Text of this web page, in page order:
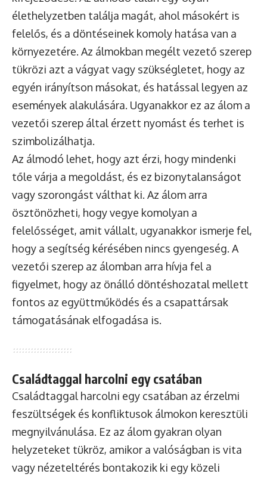
élethelyzetben találja magát, ahol másokért is
felelős, és a döntéseinek komoly hatása van a
környezetére. Az álmokban megélt vezető szerep
tükrözi azt a vágyat vagy szükségletet, hogy az
egyén irányítson másokat, és hatással legyen az
események alakulására. Ugyanakkor ez az álom a
vezetői szerep által érzett nyomást és terhet is
szimbolizálhatja.
Az álmodó lehet, hogy azt érzi, hogy mindenki
tőle várja a megoldást, és ez bizonytalanságot
vagy szorongást válthat ki. Az álom arra
ösztönözheti, hogy vegye komolyan a
felelősséget, amit vállalt, ugyanakkor ismerje fel,
hogy a segítség kérésében nincs gyengeség. A
vezetői szerep az álomban arra hívja fel a
figyelmet, hogy az önálló döntéshozatal mellett
fontos az együttműködés és a csapattársak
támogatásának elfogadása is.
Családtaggal harcolni egy csatában
Családtaggal harcolni egy csatában az érzelmi
feszültségek és konfliktusok álmokon keresztüli
megnyilvánulása. Ez az álom gyakran olyan
helyzeteket tükröz, amikor a valóságban is vita
vagy nézeteltérés bontakozik ki egy közeli